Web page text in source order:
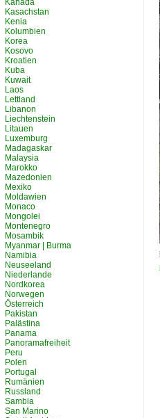
Kanada
Kasachstan
Kenia
Kolumbien
Korea
Kosovo
Kroatien
Kuba
Kuwait
Laos
Lettland
Libanon
Liechtenstein
Litauen
Luxemburg
Madagaskar
Malaysia
Marokko
Mazedonien
Mexiko
Moldawien
Monaco
Mongolei
Montenegro
Mosambik
Myanmar | Burma
Namibia
Neuseeland
Niederlande
Nordkorea
Norwegen
Österreich
Pakistan
Palästina
Panama
Panoramafreiheit
Peru
Polen
Portugal
Rumänien
Russland
Sambia
San Marino